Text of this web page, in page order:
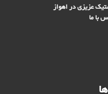
عزیزی در اهواز
با ما